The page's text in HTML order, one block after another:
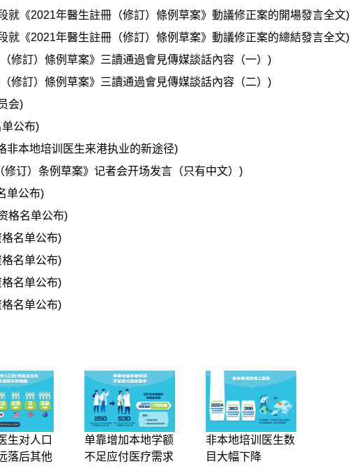
就《2021年醫生註冊（修訂）條例草案》動議修正案的開場發言全文)
就《2021年醫生註冊（修訂）條例草案》動議修正案的總結發言全文)
修訂）條例草案》三讀通過會見傳媒談話內容（一）)
修訂）條例草案》三讀通過會見傳媒談話內容（二）)
会)
公布)
非本地培训医生来港执业的新途径)
订）条例草案》记者会开场发言（只有中文）)
单公布)
格名单公布)
名单公布)
名单公布)
名单公布)
名单公布)
生对人口
落后其他
单靠增加本地学额
不足应付医疗需求
非本地培训医生数
目大幅下降